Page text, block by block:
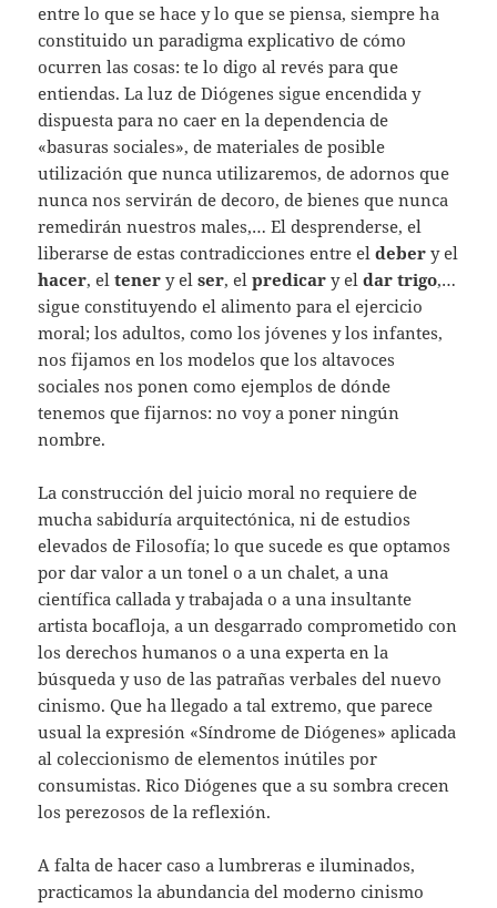
entre lo que se hace y lo que se piensa, siempre ha
constituido un paradigma explicativo de cómo
ocurren las cosas: te lo digo al revés para que
entiendas. La luz de Diógenes sigue encendida y
dispuesta para no caer en la dependencia de
«basuras sociales», de materiales de posible
utilización que nunca utilizaremos, de adornos que
nunca nos servirán de decoro, de bienes que nunca
remedirán nuestros males,… El desprenderse, el
liberarse de estas contradicciones entre eldeber y el
hacer, eltener y elser, elpredicar y eldar trigo,…
sigue constituyendo el alimento para el ejercicio
moral; los adultos, como los jóvenes y los infantes,
nos fijamos en los modelos que los altavoces
sociales nos ponen como ejemplos de dónde
tenemos que fijarnos: no voy a poner ningún
nombre.
La construcción del juicio moral no requiere de
mucha sabiduría arquitectónica, ni de estudios
elevados de Filosofía; lo que sucede es que optamos
por dar valor a un tonel o a un chalet, a una
científica callada y trabajada o a una insultante
artista bocafloja, a un desgarrado comprometido con
los derechos humanos o a una experta en la
búsqueda y uso de las patrañas verbales del nuevo
cinismo. Que ha llegado a tal extremo, que parece
usual la expresión «Síndrome de Diógenes» aplicada
al coleccionismo de elementos inútiles por
consumistas. Rico Diógenes que a su sombra crecen
los perezosos de la reflexión.
A falta de hacer caso a lumbreras e iluminados,
practicamos la abundancia del moderno cinismo